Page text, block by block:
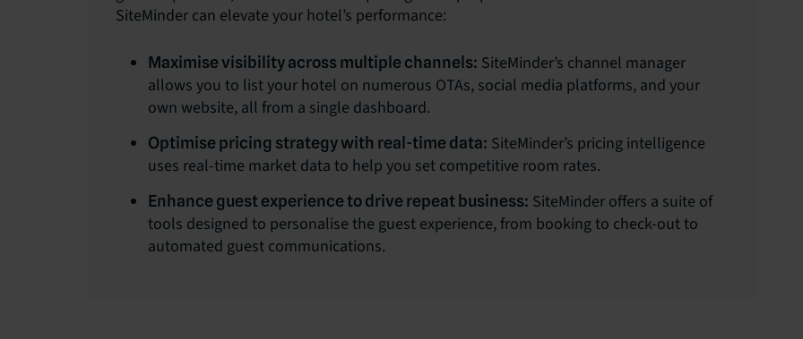
SiteMinder can elevate your hotel’s performance:
Maximise visibility across multiple channels: SiteMinder’s channel manager
allows you to list your hotel on numerous OTAs, social media platforms, and your
own website, all from a single dashboard.
Optimise pricing strategy with real-time data: SiteMinder’s pricing intelligence
uses real-time market data to help you set competitive room rates.
Enhance guest experience to drive repeat business: SiteMinder offers a suite of
tools designed to personalise the guest experience, from booking to check-out to
automated guest communications.